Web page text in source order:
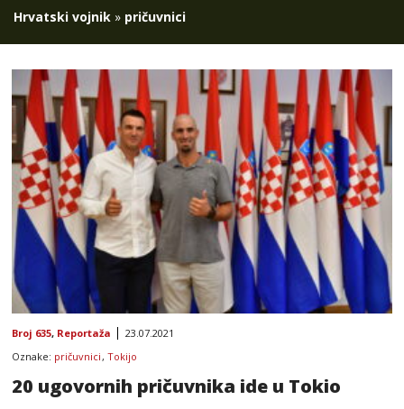
Hrvatski vojnik » pričuvnici
Broj 635, Reportaža
23.07.2021
Oznake: pričuvnici, Tokijo
20 ugovornih pričuvnika ide u Tokio